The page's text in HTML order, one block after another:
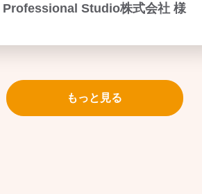
Professional Studio株式会社 様
もっと見る